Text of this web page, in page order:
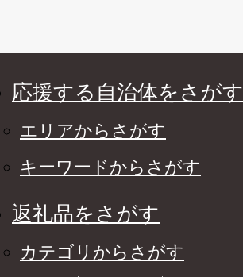
応援する自治体をさがす
エリアからさがす
キーワードからさがす
返礼品をさがす
カテゴリからさがす